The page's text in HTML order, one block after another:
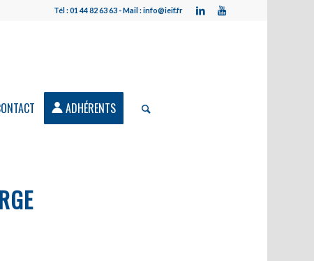
Tél : 01 44 82 63 63 - Mail : info@ieif.fr
ADHÉRENTS